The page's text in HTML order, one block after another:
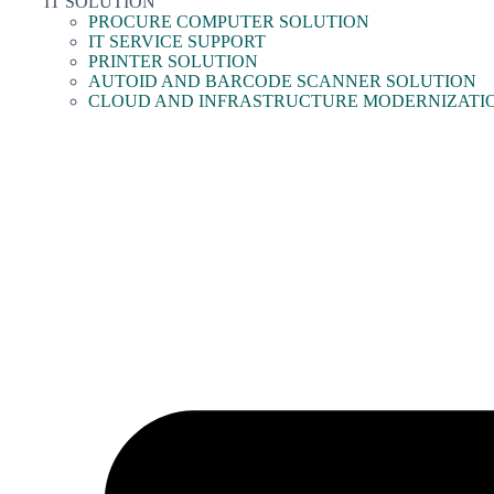
PROCURE COMPUTER SOLUTION
IT SERVICE SUPPORT
PRINTER SOLUTION
AUTOID AND BARCODE SCANNER SOLUTION
CLOUD AND INFRASTRUCTURE